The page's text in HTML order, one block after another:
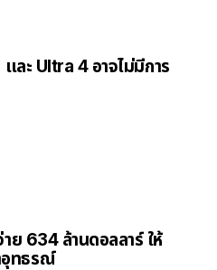
ะ Ultra 4 อาจไม่มีการ
ย 634 ล้านดอลลาร์ ให้
อุทธรณ์